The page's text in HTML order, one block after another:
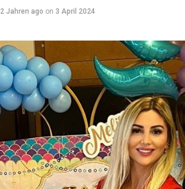
2 Jahren ago on 3 April 2024